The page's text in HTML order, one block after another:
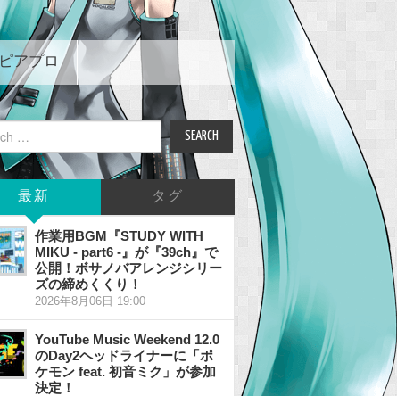
ピアプロ
最新 タグ
作業用BGM『STUDY WITH
MIKU - part6 -』が『39ch』で
公開！ボサノバアレンジシリー
ズの締めくくり！
2026年8月06日 19:00
YouTube Music Weekend 12.0
のDay2ヘッドライナーに「ポ
ケモン feat. 初音ミク」が参加
決定！